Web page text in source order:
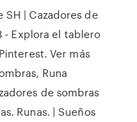
SH | Cazadores de
- Explora el tablero
Ver más
Runa
de sombras
Runas. | Sueños